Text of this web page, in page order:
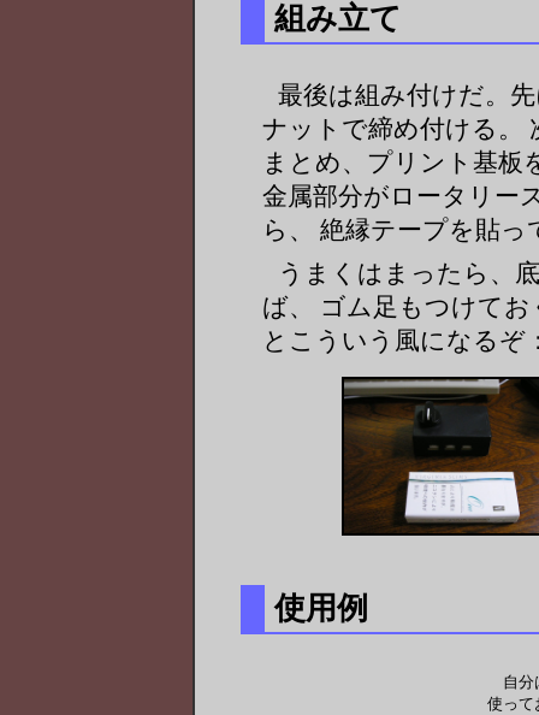
組み立て
最後は組み付けだ。
ナットで締め付ける。
まとめ、プリント基板
金属部分がロータリー
ら、 絶縁テープを貼っ
うまくはまったら、
ば、 ゴム足もつけて
とこういう風になるぞ
使用例
自分
使って